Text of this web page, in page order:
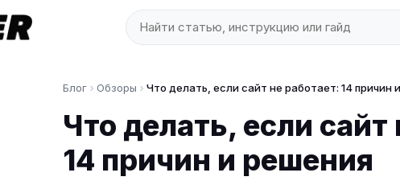
Блог Обзоры Что делать, если сайт не работает: 14 причин
Что делать, если сайт
14 причин и решения